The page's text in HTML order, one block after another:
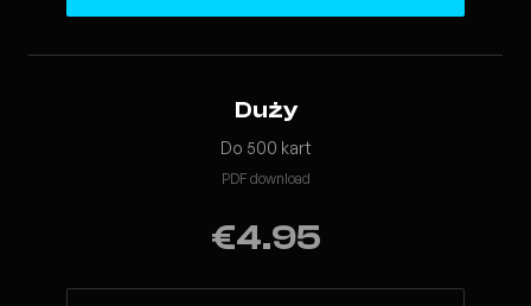
Duży
Do 500 kart
PDF download
€4.95